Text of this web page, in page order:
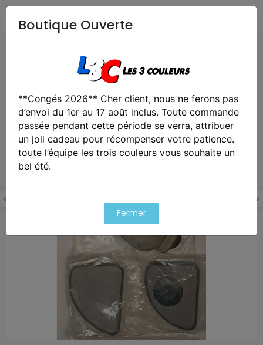
Collection
vintage 80/90
Cet article est victime de son succes
Boutique Ouverte
**Congés 2026** Cher client, nous ne ferons pas
d’envoi du 1er au 17 août inclus. Toute commande
passée pendant cette période se verra, attribuer
un joli cadeau pour récompenser votre patience.
toute l’équipe les trois couleurs vous souhaite un
bel été.
Fermer